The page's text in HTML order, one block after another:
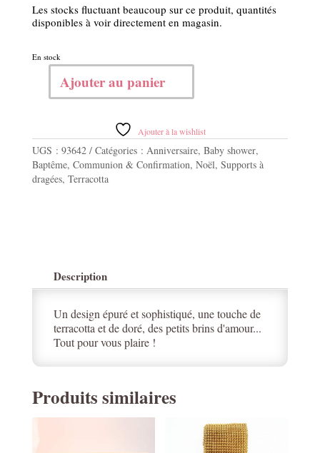
Les stocks fluctuant beaucoup sur ce produit, quantités
disponibles à voir directement en magasin.
En stock
Brins
Terracotta
et
Ajouter au panier
Ajouter à la wishlist
UGS : 93642 Catégories : Anniversaire, Baby shower,
Baptême, Communion & Confirmation, Noël, Supports à
dragées, Terracotta
Description
Un design épuré et sophistiqué, une touche de
terracotta et de doré, des petits brins d'amour...
Tout pour vous plaire !
Produits similaires